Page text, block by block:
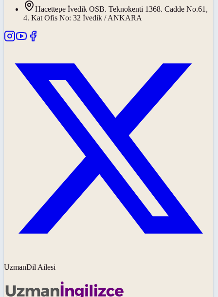
Hacettepe İvedik OSB. Teknokenti 1368. Cadde No.61,
4. Kat Ofis No: 32 İvedik / ANKARA
UzmanDil Ailesi